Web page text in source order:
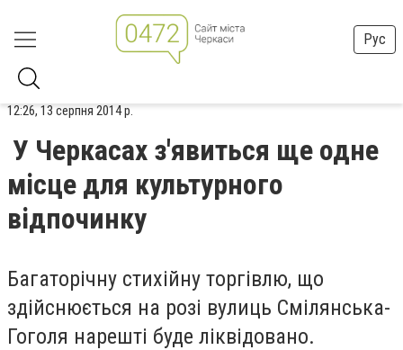
Рус
12:26, 13 серпня 2014 р.
У Черкасах з′явиться ще одне
місце для культурного
відпочинку
Багаторічну стихійну торгівлю, що
здійснюється на розі вулиць Смілянська-
Гоголя нарешті буде ліквідовано.